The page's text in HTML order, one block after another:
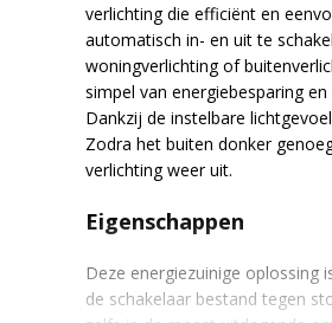
verlichting die efficiënt en
automatisch in- en uit te
woningverlichting of
simpel van energiebesparing
Dankzij de instelbare
Zodra het buiten donker
verlichting weer uit.
Eigenschappen
Deze energiezuinige oplossing
de schakelaar bestand tegen